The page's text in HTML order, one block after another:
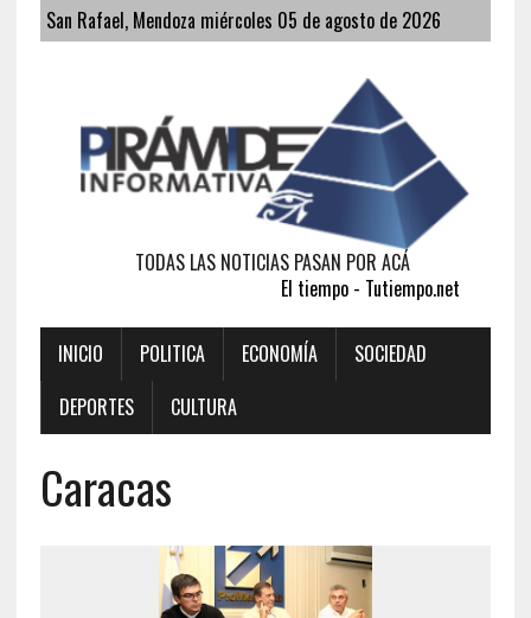
San Rafael, Mendoza miércoles 05 de agosto de 2026
TODAS LAS NOTICIAS PASAN POR ACÁ
El tiempo - Tutiempo.net
INICIO POLITICA ECONOMÍA
SOCIEDAD
DEPORTES
CULTURA
Caracas